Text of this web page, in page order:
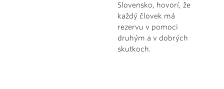
Slovensko, hovorí, že
každý človek má
rezervu v pomoci
druhým a v dobrých
skutkoch.